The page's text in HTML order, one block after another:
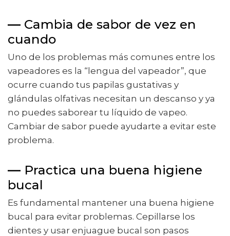
— Cambia de sabor de vez en
cuando
Uno de los problemas más comunes entre los
vapeadores es la “lengua del vapeador”, que
ocurre cuando tus papilas gustativas y
glándulas olfativas necesitan un descanso y ya
no puedes saborear tu líquido de vapeo.
Cambiar de sabor puede ayudarte a evitar este
problema.
— Practica una buena higiene
bucal
Es fundamental mantener una buena higiene
bucal para evitar problemas. Cepillarse los
dientes y usar enjuague bucal son pasos